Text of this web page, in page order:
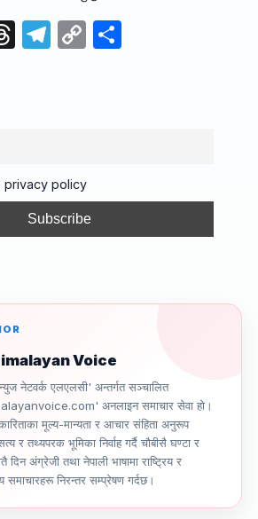
T
s
T
m
C
n
k
S
privacy policy
Voice
नेटवर्क एलएलसी' अन्तर्गत सञ्चालित
अनलाइन समाचार सेवा हो।
मूल्य-मान्यता र आचार संहिता अनुरूप
र तथ्यपरक भूमिका निर्वाह गर्दै चौबीसै घण्टा र
दिन अंग्रेजी तथा नेपाली भाषामा राष्ट्रिय र
समाचारहरू निरन्तर सम्प्रेषण गर्दछ।